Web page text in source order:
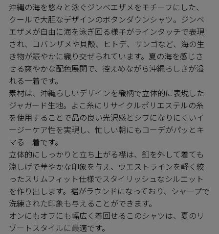
沖縄の海を悠々と泳ぐジンベエザメをモチーフにした、
クールで大胆なデザインのボタンダウンシャツ。ジンベ
エザメが自由に海を泳ぎ回る様子がラインタッチで表現
され、コバンザメや貝殻、ヒトデ、サンゴなど、海の生
き物が賑やかに織り交ぜられています。夏の海を感じさ
せる爽やかな配色展開で、控えめながら沖縄らしさが溢
れる一着です。
素材は、沖縄らしいデザインを織柄で立体的に表現した
ジャガード生地。よこ糸にリサイクルポリエステルの糸
を使用することで品の良い光沢感とシワになりにくいイ
ージーケア性を実現し、忙しい朝にもコーデがパッとキ
マる一着です。
立体的にしっかりと立ち上がる襟は、釦を外して着ても
涼しげで華やかな印象を与え、ウエストラインを軽く絞
ったスリムフィット仕様でスタイリッシュなシルエット
を作り出します。裾がラウンドになっており、シャープで
洗練された印象も与えることができます。
オンにもオフにも幅広く着回せるこのシャツは、夏のリ
ゾートスタイルに最適です。